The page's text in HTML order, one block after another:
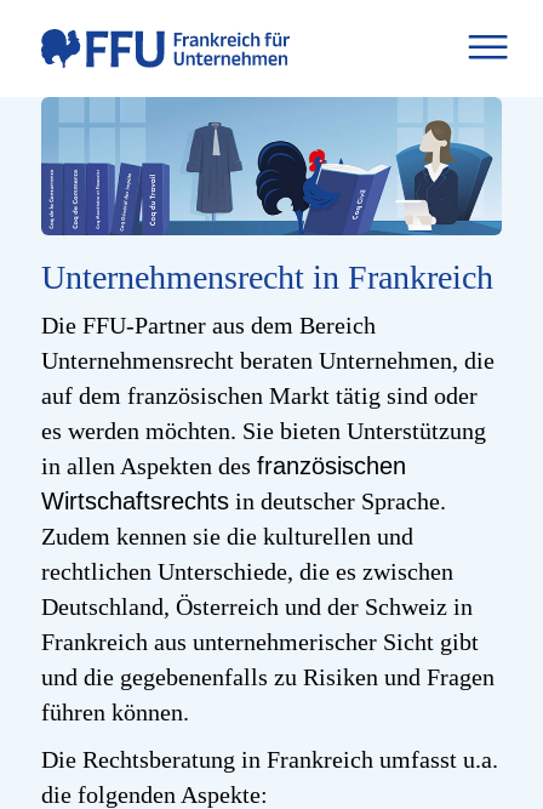
Unternehmensrecht in Frankreich
Die FFU-Partner aus dem Bereich
Unternehmensrecht beraten Unternehmen, die
auf dem französischen Markt tätig sind oder
es werden möchten. Sie bieten Unterstützung
in allen Aspekten des französischen
Wirtschaftsrechtsin deutscher Sprache.
Zudem kennen sie die kulturellen und
rechtlichen Unterschiede, die es zwischen
Deutschland, Österreich und der Schweiz in
Frankreich aus unternehmerischer Sicht gibt
und die gegebenenfalls zu Risiken und Fragen
führen können.
Die Rechtsberatung in Frankreich umfasst u.a.
die folgenden Aspekte: